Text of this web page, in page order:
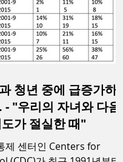
청년 중에 급증가하고
음
가 절실한 때"
제 센터인 Centers for